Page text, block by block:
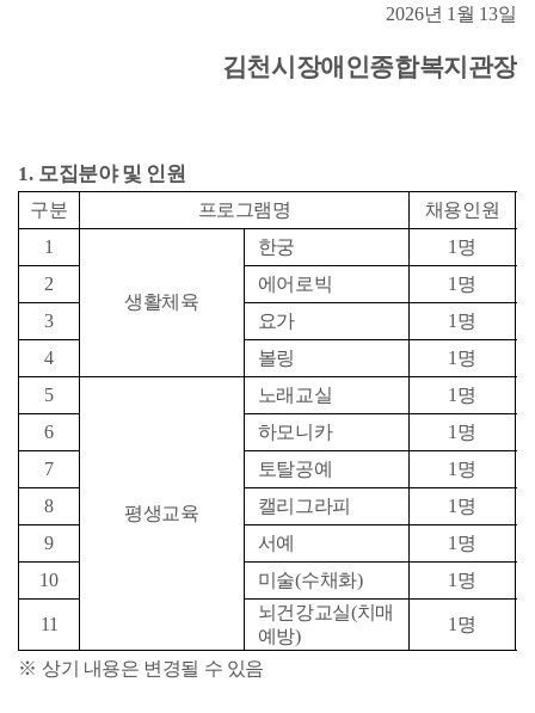
2026년 1 월 13일
김천시장애인종합복지관장
1. 모집분야 및 인원
구분 프로그램명 채용인원
1
생활체육
한궁 1 명
2
에어로빅 1 명
3
요가 1 명
4
볼링 1 명
5
평생교육
노래교실 1 명
6
하모니카 1 명
7
토탈공예 1 명
8
캘리그라피 1 명
9
서예 1 명
10
미술(수채화) 1 명
11
뇌건강교실(치매
예방)
1 명
※ 상기 내용은 변경될 수 있음